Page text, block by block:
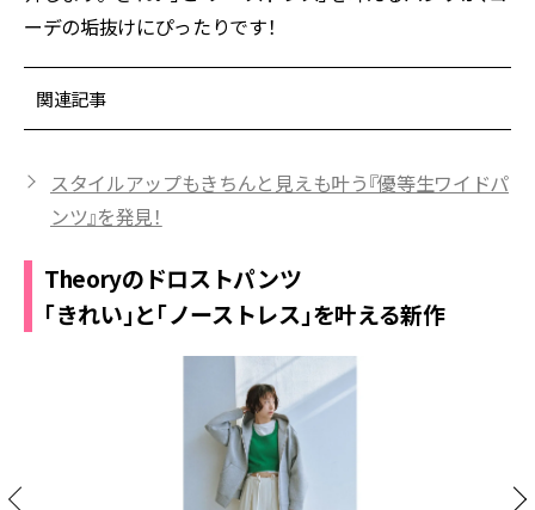
ーデの垢抜けにぴったりです！
関連記事
スタイルアップもきちんと見えも叶う『優等生ワイドパ
ンツ』を発見！
Theoryのドロストパンツ
「きれい」と「ノーストレス」を叶える新作